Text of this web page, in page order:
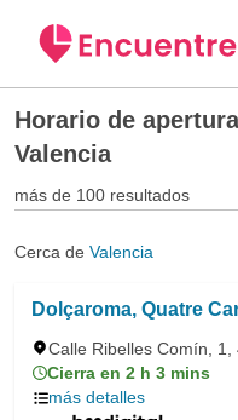
Horario de
Valencia
más de 100 resultados
Cerca de Valencia
Dolçaroma, Quatre
Calle Ribelles Comín, 1,
Cierra en 2 h 3 mins
más detalles